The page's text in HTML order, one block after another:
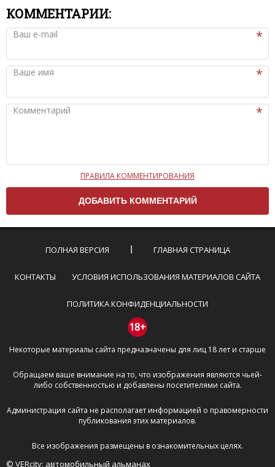
КОММЕНТАРИИ:
Ваш e-mail
Ваше имя
Комментарий
Чтобы ваш комментарий был опубликован на сайте,
вам нужно придерживаться следующих правил:
Комментарий не может быть слишком
короткой — избегайте односложных и чисто
эмоциональных высказываний.
Не стоит отклоняться от предмета обсуждения.
Пожалуйста, не используйте в комментарие
призывы к насилию и высказывания,
направленные на разжигание расовой,
межнациональной и религиозной розни —
пожалейте наших модераторов, они кстати
очень славные ребята, поверьте.
буквами.
Не копируйте рецензии с других сайтов, нам
важно именно ваше мнение.
Не размещайте рекламу!
И запаситесь терпением, все комментарии
публикуются только после модерации, поэтому ваш
ПРАВИЛА КОММЕНТИРОВАНИЯ
ПОЛНАЯ ВЕРСИЯ ГЛАВНАЯ СТРАНИЦА
КОНТАКТЫ УСЛОВИЯ ИСПОЛЬЗОВАНИЯ МАТЕРИАЛОВ САЙТА
ПОЛИТИКА КОНФИДЕНЦИАЛЬНОСТИ
18+
Некоторые материалы сайта предназначены для лиц 18 лет и старше
Обращаем ваше внимание на то, что изображения являются чьей-
либо собственностью и добавлены посетителями сайта.
Администрация сайта не располагает информацией о правомерности
публикования этих материалов.
Все изображения размещены в ознакомительных целях.
© VERcity: автомобильный альманах